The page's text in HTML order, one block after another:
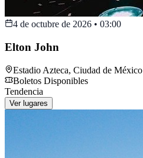
4 de octubre de 2026 • 03:00
Elton John
Estadio Azteca, Ciudad de México
Boletos Disponibles
Tendencia
Ver lugares